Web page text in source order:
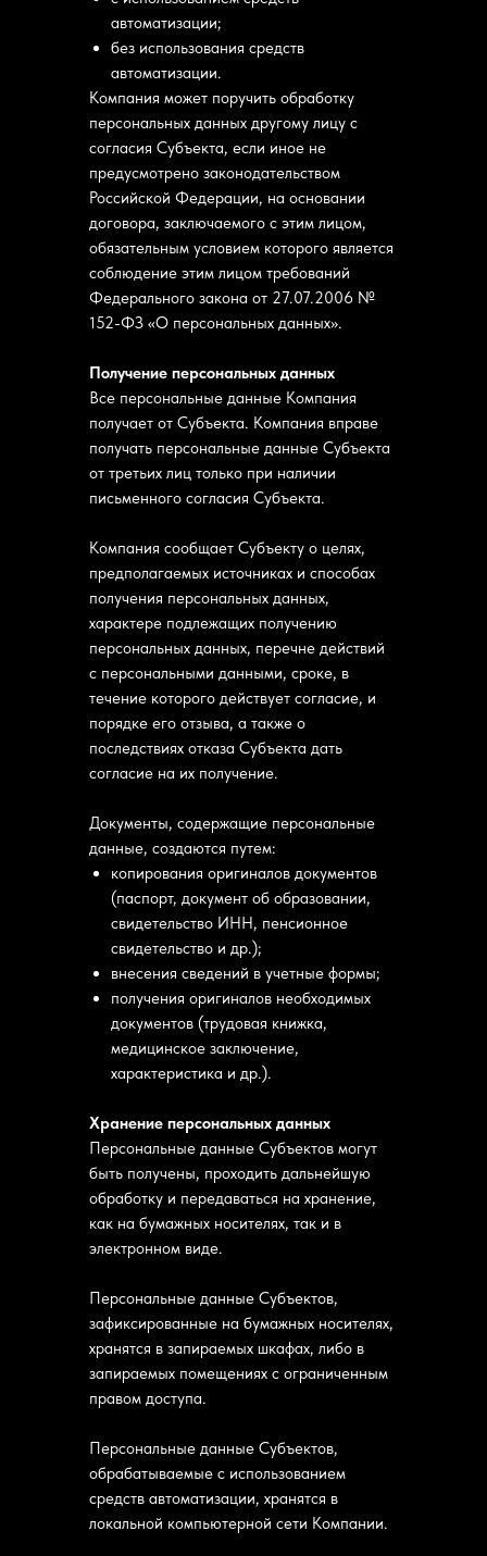
автоматизации;
без использования средств
автоматизации.
Компания может поручить обработку
персональных данных другому лицу с
согласия Субъекта, если иное не
предусмотрено законодательством
Российской Федерации, на основании
договора, заключаемого с этим лицом,
обязательным условием которого является
соблюдение этим лицом требований
Федерального закона от 27.07.2006 №
152-ФЗ «О персональных данных».
Получение персональных данных
Все персональные данные Компания
получает от Субъекта. Компания вправе
получать персональные данные Субъекта
от третьих лиц только при наличии
письменного согласия Субъекта.
Компания сообщает Субъекту о целях,
предполагаемых источниках и способах
получения персональных данных,
характере подлежащих получению
персональных данных, перечне действий
с персональными данными, сроке, в
течение которого действует согласие, и
порядке его отзыва, а также о
последствиях отказа Субъекта дать
согласие на их получение.
Документы, содержащие персональные
данные, создаются путем:
копирования оригиналов документов
(паспорт, документ об образовании,
свидетельство ИНН, пенсионное
свидетельство и др.);
внесения сведений в учетные формы;
получения оригиналов необходимых
документов (трудовая книжка,
медицинское заключение,
характеристика и др.).
Хранение персональных данных
Персональные данные Субъектов могут
быть получены, проходить дальнейшую
обработку и передаваться на хранение,
как на бумажных носителях, так и в
электронном виде.
Персональные данные Субъектов,
зафиксированные на бумажных носителях,
хранятся в запираемых шкафах, либо в
запираемых помещениях с ограниченным
правом доступа.
Персональные данные Субъектов,
обрабатываемые с использованием
средств автоматизации, хранятся в
локальной компьютерной сети Компании.